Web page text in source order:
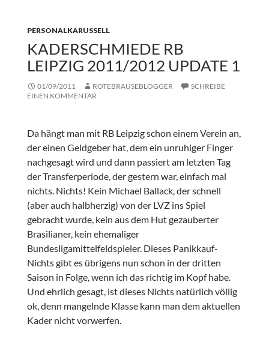
PERSONALKARUSSELL
KADERSCHMIEDE RB
LEIPZIG 2011/2012 UPDATE 1
01/09/2011 ROTEBRAUSEBLOGGER
SCHREIBE
EINEN KOMMENTAR
Da hängt man mit RB Leipzig schon einem Verein an,
der einen Geldgeber hat, dem ein unruhiger Finger
nachgesagt wird und dann passiert am letzten Tag
der Transferperiode, der gestern war, einfach mal
nichts. Nichts! Kein Michael Ballack, der schnell
(aber auch halbherzig) von der LVZ ins Spiel
gebracht wurde, kein aus dem Hut gezauberter
Brasilianer, kein ehemaliger
Bundesligamittelfeldspieler. Dieses Panikkauf-
Nichts gibt es übrigens nun schon in der dritten
Saison in Folge, wenn ich das richtig im Kopf habe.
Und ehrlich gesagt, ist dieses Nichts natürlich völlig
ok, denn mangelnde Klasse kann man dem aktuellen
Kader nicht vorwerfen.